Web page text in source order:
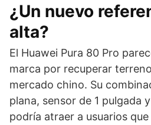
¿Un nuevo
alta?
El Huawei Pura 80 Pro
marca por recuperar
mercado chino. Su
plana, sensor de 1 pulgada
podría atraer a usuarios